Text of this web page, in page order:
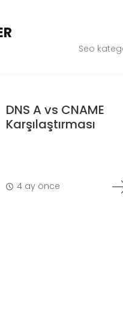
Seo
DNS A vs CNAME
Karşılaştırması
4 ay önce